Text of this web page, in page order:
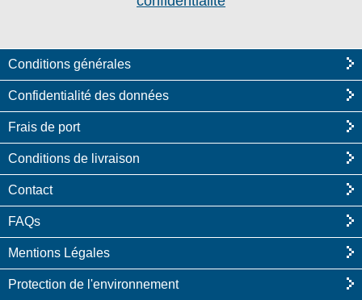
Conditions générales
Confidentialité des données
Frais de port
Conditions de livraison
Contact
FAQs
Mentions Légales
Protection de l'environnement